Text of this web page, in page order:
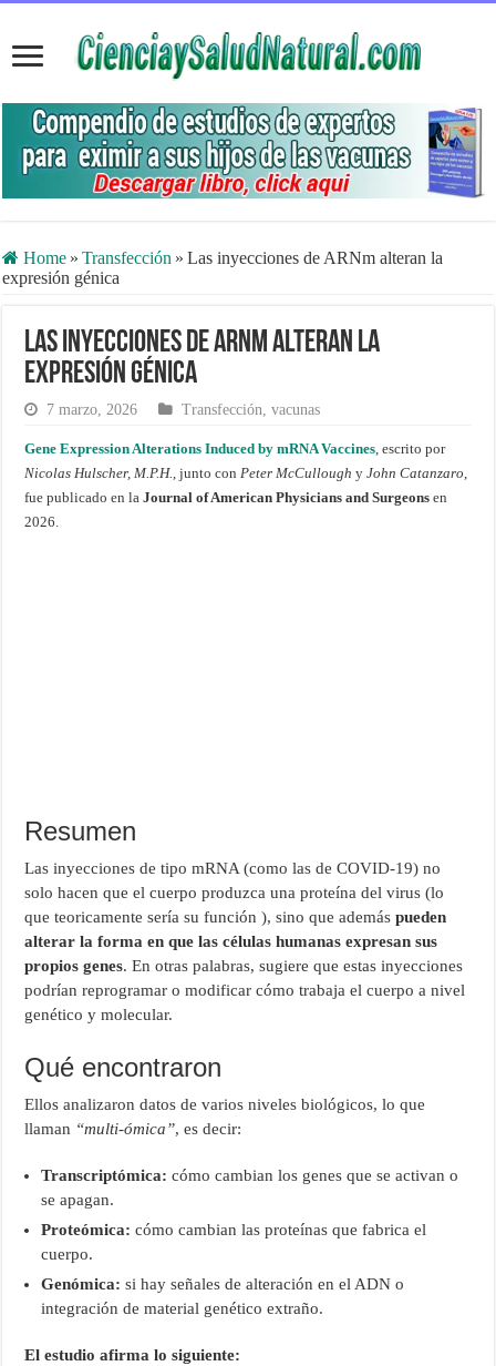
Home » Transfección » Las inyecciones de ARNm alteran la
expresión génica
Las inyecciones de ARNm alteran la
expresión génica
7 marzo, 2026 Transfección ,vacunas
Gene Expression Alterations Induced by mRNA Vaccines , escrito por
Nicolas Hulscher, M.P.H. , junto con Peter McCullough yJohn Catanzaro
fue publicado en laJournal of American Physicians and Surgeons en
2026.
Resumen
Las inyecciones de tipo mRNA (como las de COVID‑19) no
solo hacen que el cuerpo produzca una proteína del virus (lo
que teoricamente sería su función ), sino que ademáspueden
alterar la forma en que las células humanas expresan sus
propios genes. En otras palabras, sugiere que estas inyecciones
podrían reprogramar o modificar cómo trabaja el cuerpo a nivel
genético y molecular.
Qué encontraron
Ellos analizaron datos de varios niveles biológicos, lo que
llaman “multi-ómica”, es decir:
Transcriptómica: cómo cambian los genes que se activan o
se apagan.
Proteómica: cómo cambian las proteínas que fabrica el
cuerpo.
Genómica: si hay señales de alteración en el ADN o
integración de material genético extraño.
El estudio afirma lo siguiente: